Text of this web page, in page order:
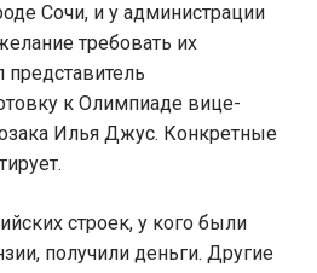
Сочи, и у администрации
требовать их
представитель
к Олимпиаде вице-
Илья Джус. Конкретные
строек, у кого были
получили деньги. Другие